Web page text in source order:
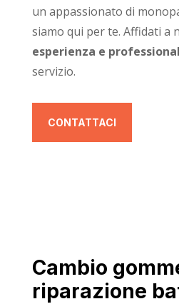
un appassionato di
siamo qui per te. Affidati a
esperienza e
servizio.
CONTATTACI
Cambio
riparazione